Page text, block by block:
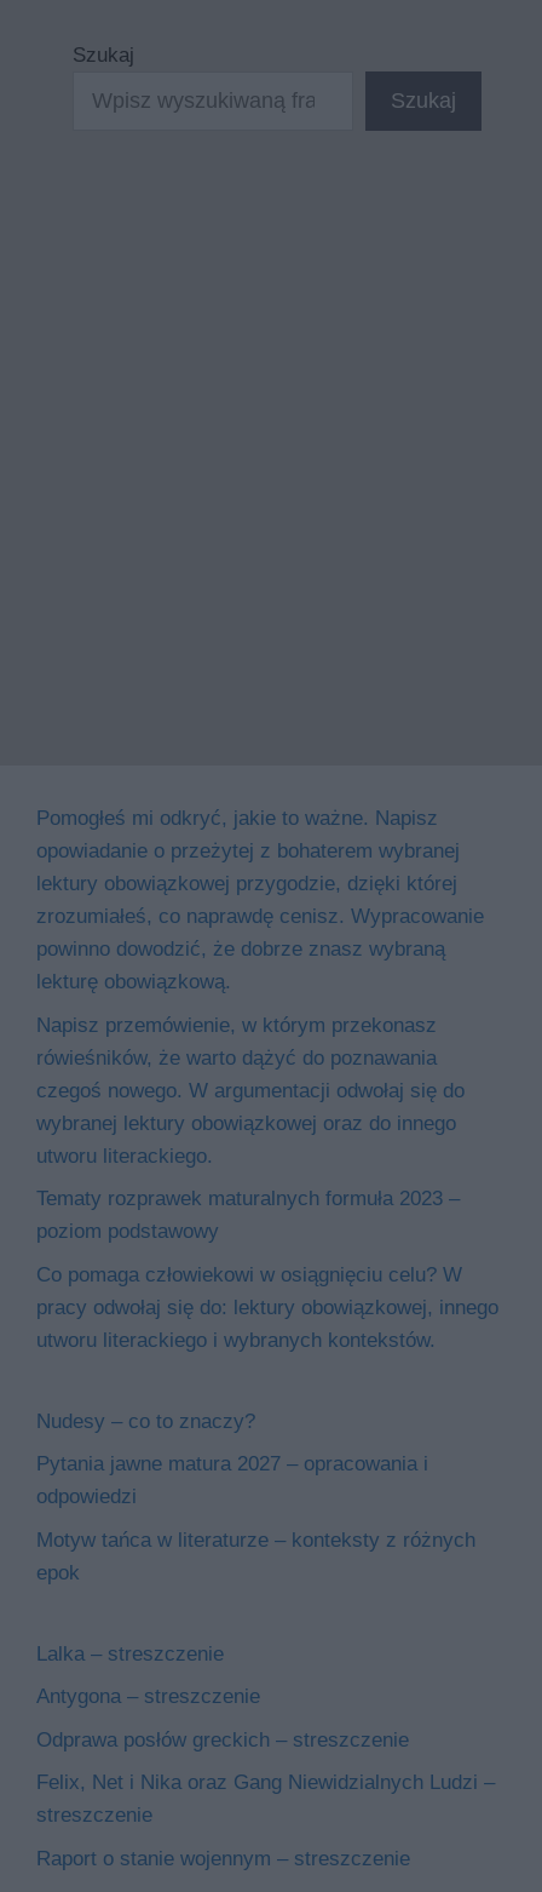
Szukaj
Szukaj
Pomogłeś mi odkryć, jakie to ważne. Napisz
opowiadanie o przeżytej z bohaterem wybranej
lektury obowiązkowej przygodzie, dzięki której
zrozumiałeś, co naprawdę cenisz. Wypracowanie
powinno dowodzić, że dobrze znasz wybraną
lekturę obowiązkową.
Napisz przemówienie, w którym przekonasz
rówieśników, że warto dążyć do poznawania
czegoś nowego. W argumentacji odwołaj się do
wybranej lektury obowiązkowej oraz do innego
utworu literackiego.
Tematy rozprawek maturalnych formuła 2023 –
poziom podstawowy
Co pomaga człowiekowi w osiągnięciu celu? W
pracy odwołaj się do: lektury obowiązkowej, innego
utworu literackiego i wybranych kontekstów.
Nudesy – co to znaczy?
Pytania jawne matura 2027 – opracowania i
odpowiedzi
Motyw tańca w literaturze – konteksty z różnych
epok
Lalka – streszczenie
Antygona – streszczenie
Odprawa posłów greckich – streszczenie
Felix, Net i Nika oraz Gang Niewidzialnych Ludzi –
streszczenie
Raport o stanie wojennym – streszczenie